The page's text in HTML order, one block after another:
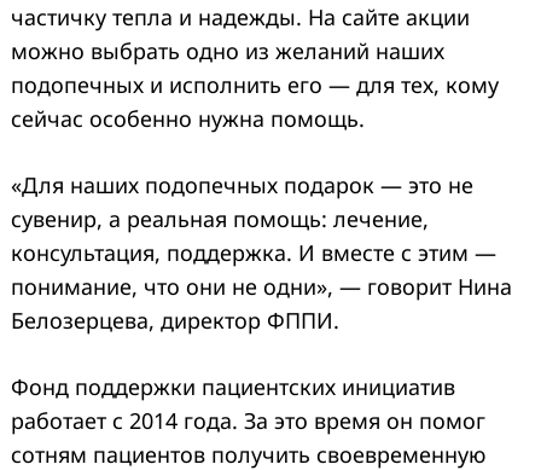
частичку тепла и надежды. На сайте акции
можно выбрать одно из желаний наших
подопечных и исполнить его — для тех, кому
сейчас особенно нужна помощь.
«Для наших подопечных подарок — это не
сувенир, а реальная помощь: лечение,
консультация, поддержка. И вместе с этим —
понимание, что они не одни», — говорит Нина
Белозерцева, директор ФППИ.
Фонд поддержки пациентских инициатив
работает с 2014 года. За это время он помог
сотням пациентов получить своевременную